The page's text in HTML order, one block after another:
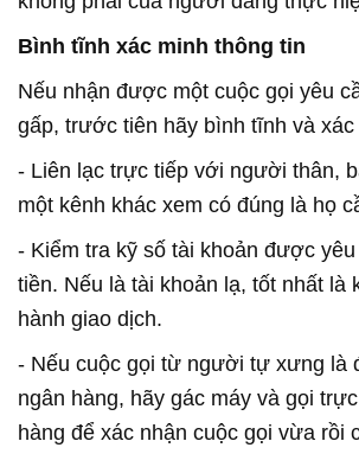
Bình tĩnh xác minh thông tin
Nếu nhận được một cuộc gọi yêu
gấp, trước tiên hãy bình tĩnh và xác
- Liên lạc trực tiếp với người thân,
một kênh khác xem có đúng là họ
- Kiểm tra kỹ số tài khoản được
tiền. Nếu là tài khoản lạ, tốt nhất là
hành giao dịch.
- Nếu cuộc gọi từ người tự xưng là
ngân hàng, hãy gác máy và gọi
hàng để xác nhận cuộc gọi vừa rồi